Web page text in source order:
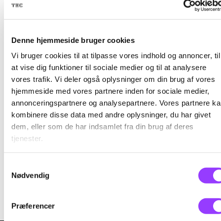
Denne hjemmeside bruger cookies
Vi bruger cookies til at tilpasse vores indhold og annoncer, til
at vise dig funktioner til sociale medier og til at analysere
vores trafik. Vi deler også oplysninger om din brug af vores
hjemmeside med vores partnere inden for sociale medier,
annonceringspartnere og analysepartnere. Vores partnere
kombinere disse data med andre oplysninger, du har givet
dem, eller som de har indsamlet fra din brug af deres
tjenester.
Nødvendig
Præferencer
Varighed
5 dage
Timer pr. dag
Indhold
Efter gennemført kursus kan du:
• Udføre håndtering med en industrirobot med
relevant periferiudstyr i forbindelse med et
automatiseret produktionsforløb.
• Oprette array/felter til palletering.
• Udføre arbejdet i overensstemmelse med
relevante krav og procedurer for sikkerhed og
KONTAKT
Kursus-
administration
EMAIL
+45 3817 7407